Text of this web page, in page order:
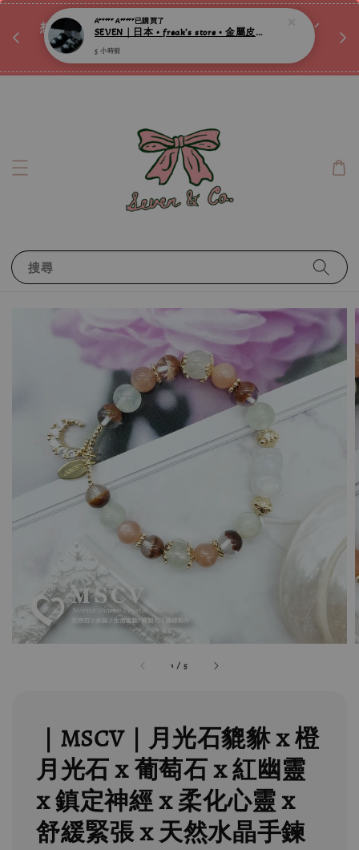
想訂製屬於自己的『水晶手鍊』嗎ꕀ♡ 私訊我們.ᐟ.ᐟ
📣Instagram 這邊按下去
搜尋
1 /5
｜MSCV｜月光石貔貅 x 橙
月光石 x 葡萄石 x 紅幽靈
x 鎮定神經 x 柔化心靈 x
舒緩緊張 x 天然水晶手鍊